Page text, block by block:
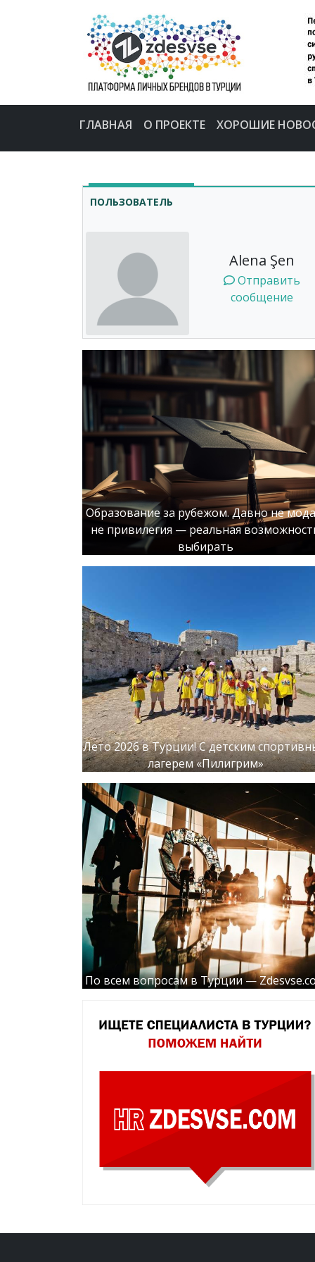
ГЛАВНАЯ О ПРОЕКТЕ ХОРОШИЕ
ПОЛЬЗОВАТЕЛЬ
Alena Şen
Отправить
сообщение
Образование за рубежом. Давно не
не привилегия — реальная
выбирать
Лето 2026 в Турции! С детским
лагерем «Пилигрим»
По всем вопросам в Турции —